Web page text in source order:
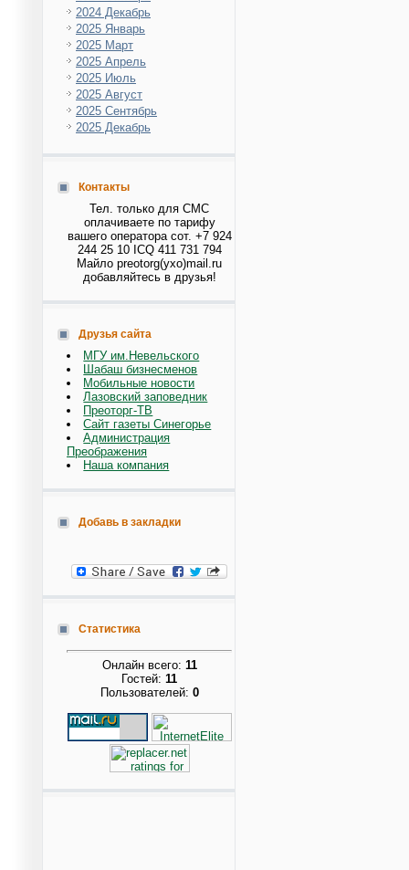
2024 Декабрь
2025 Январь
2025 Март
2025 Апрель
2025 Июль
2025 Август
2025 Сентябрь
2025 Декабрь
Контакты
Тел. только для СМС
оплачиваете по тарифу
вашего оператора сот. +7 924
244 25 10 ICQ 411 731 794
Майло preotorg(ухо)mail.ru
добавляйтесь в друзья!
Друзья сайта
МГУ им.Невельского
Шабаш бизнесменов
Мобильные новости
Лазовский заповедник
Преоторг-ТВ
Сайт газеты Синегорье
Администрация
Преображения
Наша компания
Добавь в закладки
Статистика
Онлайн всего: 11
Гостей: 11
Пользователей: 0